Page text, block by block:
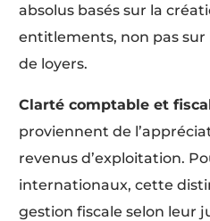
absolus basés sur la
entitlements, non pas sur
de loyers.
Clarté comptable et
proviennent de
revenus d’exploitation.
internationaux, cette
gestion fiscale selon leur